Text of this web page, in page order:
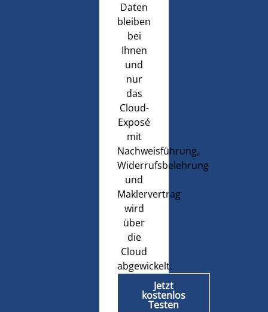
Daten
bleiben
bei
Ihnen
und
nur
das
Cloud-
Exposé
mit
Nachweisführung,
Widerrufsbelehrung
und
Maklervertrag
wird
über
die
Cloud
abgewickelt.
Jetzt
kostenlos
Testen